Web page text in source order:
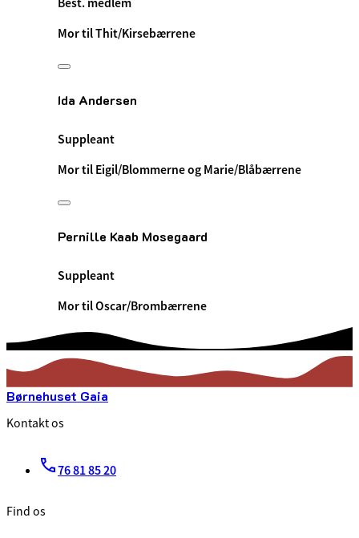
Mor til Thit/Kirsebærrene
Ida Andersen
Suppleant
Mor til Eigil/Blommerne og Marie/Blåbærrene
Pernille Kaab Mosegaard
Suppleant
Mor til Oscar/Brombærrene
Børnehuset Gaia
Kontakt os
76 81 85 20
Find os